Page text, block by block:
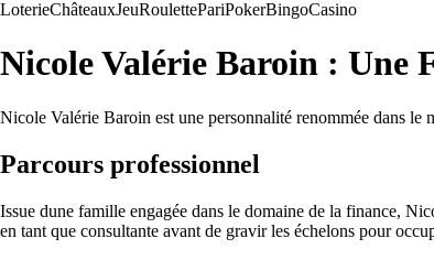
LoterieChâteauxJeuRoulettePariPokerBingoCasino
Nicole Valérie Baroin : Une
Nicole Valérie Baroin est une personnalité renommée dans le
Parcours professionnel
Issue dune famille engagée dans le domaine de la finance,
en tant que consultante avant de gravir les échelons pour